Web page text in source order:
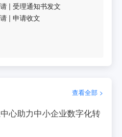
|受理通知书发文
|申请收文
查看全部 >
心助力中小企业数字化转